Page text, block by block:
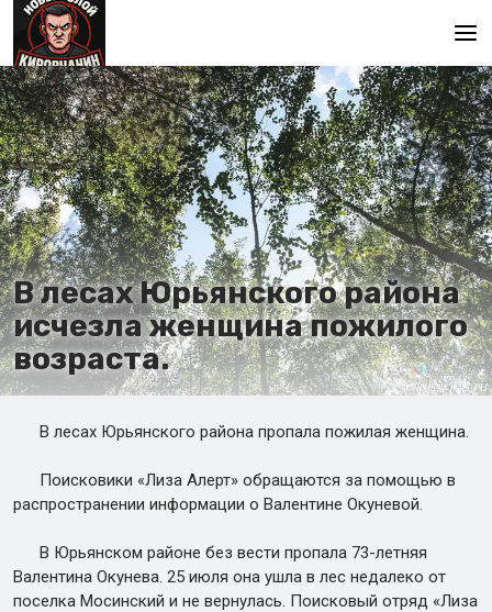
Главная
В лесах Юрьянского района
исчезла женщина пожилого
возраста.
В лесах Юрьянского района пропала пожилая женщина.
Поисковики «Лиза Алерт» обращаются за помощью в
распространении информации о Валентине Окуневой.
В Юрьянском районе без вести пропала 73-летняя
Валентина Окунева. 25 июля она ушла в лес недалеко от
поселка Мосинский и не вернулась. Поисковый отряд «Лиза